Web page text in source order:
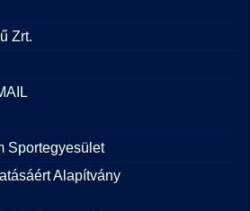
Zrt.
Sportegyesület
Alapítvány